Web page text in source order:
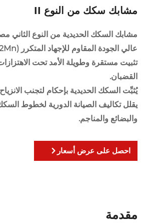
مشابك سكك من النوع II
مشابك السكك الحديدية من النوع الثاني
تثبيت مستقرة وطويلة الأمد تحت
القضبان.
يُثبِّت السكك الحديدية بإحكام لتجنب
يقلل تكاليف الصيانة الدورية لخطوط
والبضائع والمناجم.
احصل على عرض أسعار
مقدمة